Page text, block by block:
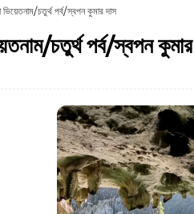
চতুর্থ পর্ব/স্বপন কুমার দাস
চতুর্থ পর্ব/স্বপন